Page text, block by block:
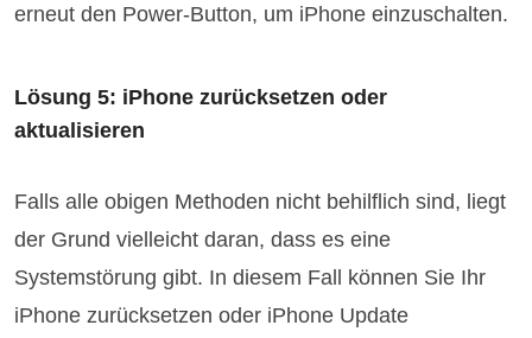
erneut den Power-Button, um iPhone einzuschalten.
Lösung 5: iPhone zurücksetzen oder
aktualisieren
Falls alle obigen Methoden nicht behilflich sind, liegt
der Grund vielleicht daran, dass es eine
Systemstörung gibt. In diesem Fall können Sie Ihr
iPhone zurücksetzen oder iPhone Update